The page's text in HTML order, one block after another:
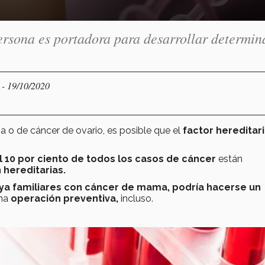
es portadora para desarrollar
- 19/10/2020
o de cáncer de ovario, es posible que el factor
10 por ciento de todos los casos de cáncer están
hereditarias.
familiares con cáncer de mama, podría hacerse un
operación preventiva, incluso.